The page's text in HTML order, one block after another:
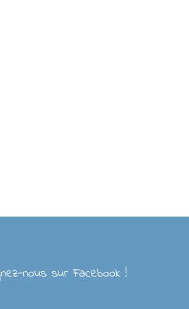
nous sur Facebook !